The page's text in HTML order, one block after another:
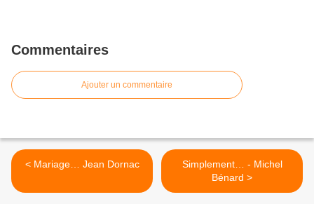
Commentaires
Ajouter un commentaire
< Mariage… Jean Dornac
Simplement… - Michel
Bénard >